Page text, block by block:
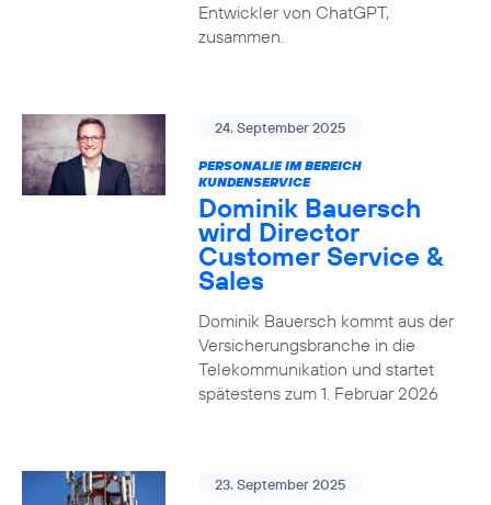
Entwickler von ChatGPT,
zusammen.
24. September 2025
PERSONALIE IM BEREICH
KUNDENSERVICE
Dominik Bauersch
wird Director
Customer Service &
Sales
Dominik Bauersch kommt aus der
Versicherungsbranche in die
Telekommunikation und startet
spätestens zum 1. Februar 2026
23. September 2025